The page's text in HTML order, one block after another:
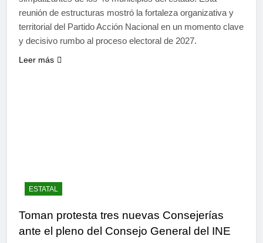
reunión de estructuras mostró la fortaleza organizativa y
territorial del Partido Acción Nacional en un momento clave
y decisivo rumbo al proceso electoral de 2027.
Leer más
ESTATAL
Toman protesta tres nuevas Consejerías
ante el pleno del Consejo General del INE